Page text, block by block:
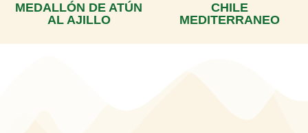
MEDALLÓN DE ATÚN
AL AJILLO
CHILE
MEDITERRANEO